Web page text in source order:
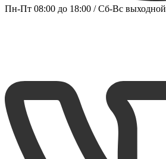
Пн-Пт 08:00 до 18:00 / Сб-Вс выходной